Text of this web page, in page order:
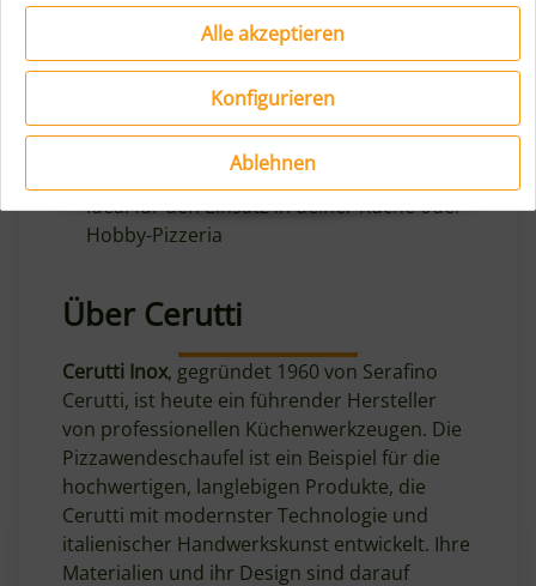
Alle akzeptieren
Konfigurieren
Ablehnen
Anheben und Wenden
Abnehmbarer Edelstahlgriff für einfache
Roter Kunststoffgriff mit Öse zum
Ideal für den Einsatz in deiner Küche oder
Hobby-Pizzeria
Über Cerutti
Cerutti Inox, gegründet 1960 von Serafino
Cerutti, ist heute ein führender Hersteller
von professionellen Küchenwerkzeugen. Die
Pizzawendeschaufel ist ein Beispiel für die
hochwertigen, langlebigen Produkte, die
Cerutti mit modernster Technologie und
italienischer Handwerkskunst entwickelt. Ihre
Materialien und ihr Design sind darauf